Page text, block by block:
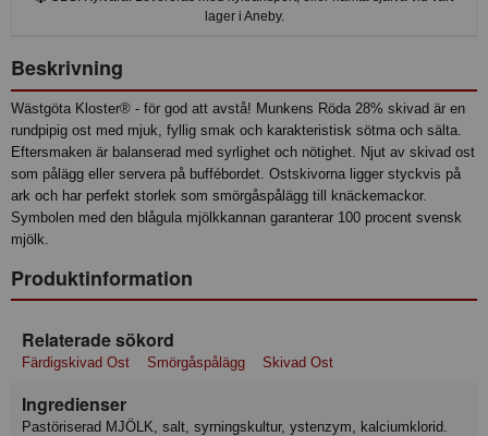
lager i Aneby.
Beskrivning
Wästgöta Kloster® - för god att avstå! Munkens Röda 28% skivad är en
rundpipig ost med mjuk, fyllig smak och karakteristisk sötma och sälta.
Eftersmaken är balanserad med syrlighet och nötighet. Njut av skivad ost
som pålägg eller servera på buffébordet. Ostskivorna ligger styckvis på
ark och har perfekt storlek som smörgåspålägg till knäckemackor.
Symbolen med den blågula mjölkkannan garanterar 100 procent svensk
mjölk.
Produktinformation
Relaterade sökord
Färdigskivad Ost Smörgåspålägg Skivad Ost
Ingredienser
Pastöriserad MJÖLK, salt, syrningskultur, ystenzym, kalciumklorid.